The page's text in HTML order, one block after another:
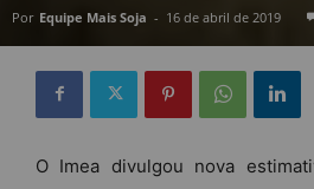
Por Equipe Mais Soja - 16 de abril de 2019
O Imea divulgou nova